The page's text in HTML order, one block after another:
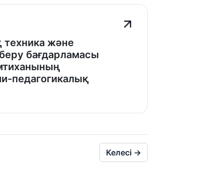
және
бағдарламасы
педагогикалық
Келесі →